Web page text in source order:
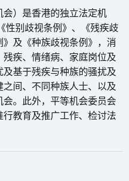
）是香港的独立法定机
性别歧视条例》、《残疾歧
及《种族歧视条例》，消
疾、情绪病、家庭岗位及
基于残疾与种族的骚扰及
间、不同种族人士、以及
。此外，平等机会委员会
教育及推广工作、检讨法